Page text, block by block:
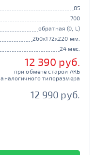
85
700
обратная (0, L)
260x172x220 мм.
24 мес.
12 390 руб.
при обмене старой АКБ
аналогичного типоразмера
12 990 руб.